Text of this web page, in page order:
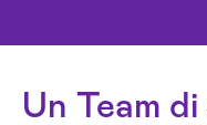
Un Team